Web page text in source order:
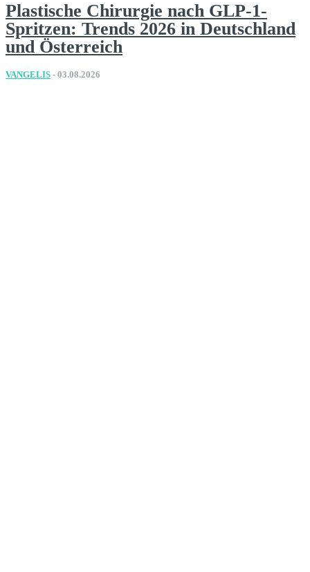
Plastische Chirurgie nach GLP-1-
Spritzen: Trends 2026 in Deutschland
und Österreich
VANGELIS - 03.08.2026